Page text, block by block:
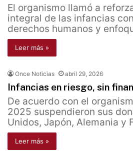
El organismo llamó a
integral de las infancias
derechos humanos y
Leer más »
Once Noticias abril 29, 2026
Infancias en riesgo, sin
De acuerdo con el
2025 suspendieron sus
Unidos, Japón, Alemania y
Leer más »